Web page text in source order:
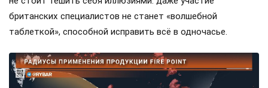
британских специалистов не станет «волшебной
таблеткой», способной исправить всё в одночасье.